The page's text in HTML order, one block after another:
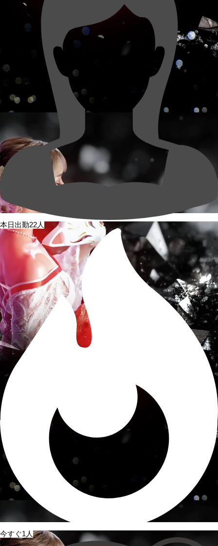
本日出勤22人
今すぐ1人